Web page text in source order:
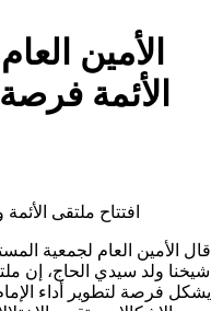
الأمين
الأئمة
قال الأمين العام لجمعية
شيخنا ولد سيدي الحاج، إن
يشكل فرصة لتطوير أداء